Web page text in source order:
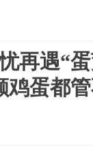
再遇“
鸡蛋都